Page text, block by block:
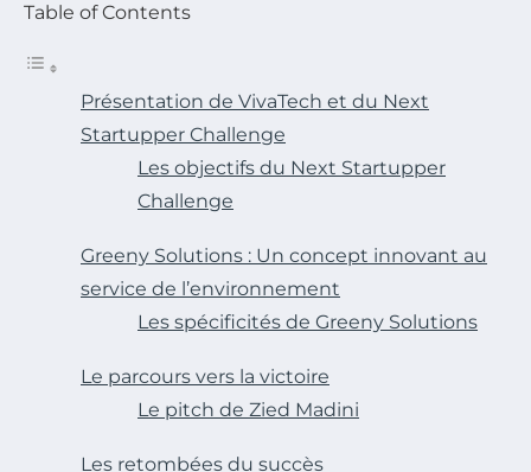
Table of Contents
Présentation de VivaTech et du Next
Startupper Challenge
Les objectifs du Next Startupper
Challenge
Greeny Solutions : Un concept innovant au
service de l’environnement
Les spécificités de Greeny Solutions
Le parcours vers la victoire
Le pitch de Zied Madini
Les retombées du succès